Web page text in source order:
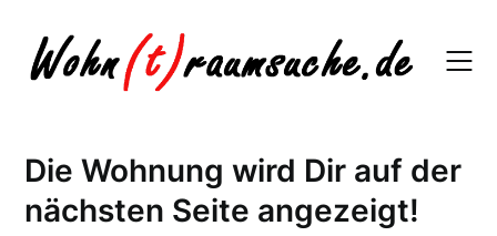
content
Die Wohnung wird Dir auf der
nächsten Seite angezeigt!